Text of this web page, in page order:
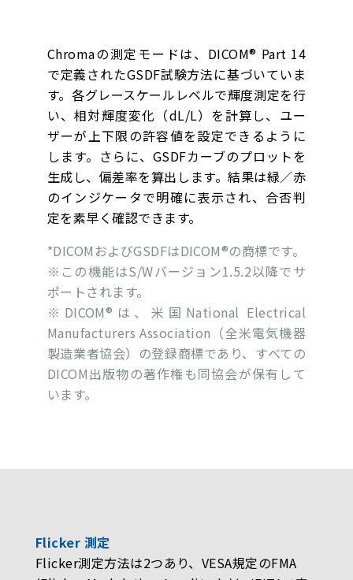
Chromaの測定モードは、DICOM® Part 14
で定義されたGSDF試験方法に基づいていま
す。各グレースケールレベルで輝度測定を行
い、相対輝度変化（dL/L）を計算し、ユー
ザーが上下限の許容値を設定できるように
します。さらに、GSDFカーブのプロットを
生成し、偏差率を算出します。結果は緑／赤
のインジケータで明確に表示され、合否判
定を素早く確認できます。
*DICOMおよびGSDFはDICOM®の商標です。
※この機能はS/Wバージョン1.5.2以降でサ
ポートされます。
※DICOM®は、米国National Electrical
Manufacturers Association（全米電気機器
製造業者協会）の登録商標であり、すべての
DICOM出版物の著作権も同協会が保有して
います。
Flicker 測定
Flicker測定方法は2つあり、VESA規定のFMA